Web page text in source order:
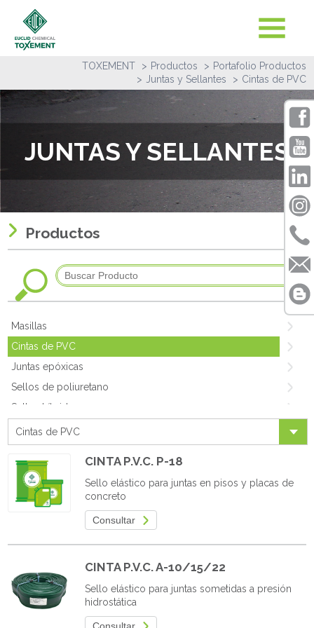
TOXEMENT Productos
Portafolio Productos
Juntas y Sellantes
Cintas de PVC
JUNTAS Y SELLANTES
Productos
Masillas
Cintas de PVC
Juntas epóxicas
Sellos de poliuretano
Sellos híbridos
Sellos para vías y placas de concreto
Soporte para sello de juntas
Sellos de poliurea
Silicona
Sellos preformados
Sellos para juntas de expansión
Sellos especializados
Imprimantes y misceláneos
Adhesivos Elastoméricos
Cintas de PVC
CINTA P.V.C. P-18
Sello elástico para juntas en pisos y placas de
concreto
Consultar
CINTA P.V.C. A-10/15/22
Sello elástico para juntas sometidas a presión
hidrostática